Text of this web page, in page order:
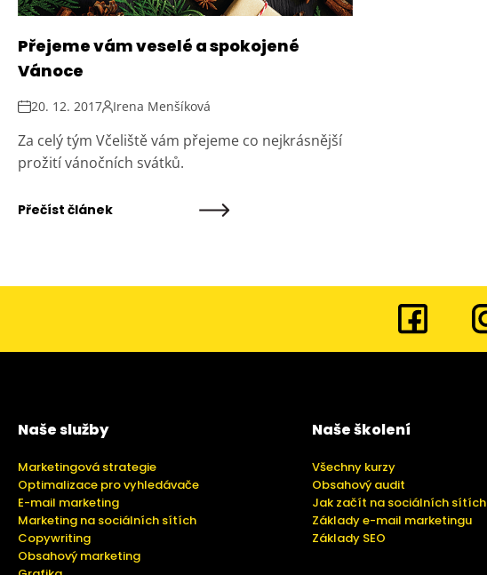
Přejeme vám veselé a spokojené
Vánoce
20. 12. 2017 Irena Menšíková
Za celý tým Včeliště vám přejeme co nejkrásnější
prožití vánočních svátků.
Přečíst článek
Naše služby
Marketingová strategie
Optimalizace pro vyhledávače
E-mail marketing
Marketing na sociálních sítích
Copywriting
Obsahový marketing
Naše školení
Všechny kurzy
Obsahový audit
Jak začít na sociálních sítích
Základy e-mail marketingu
Základy SEO